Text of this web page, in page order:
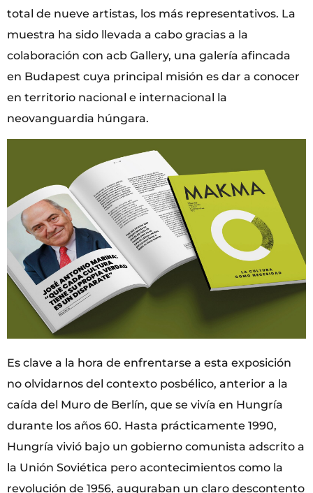
total de nueve artistas, los más representativos. La
muestra ha sido llevada a cabo gracias a la
colaboración con acb Gallery, una galería afincada
en Budapest cuya principal misión es dar a conocer
en territorio nacional e internacional la
neovanguardia húngara.
Es clave a la hora de enfrentarse a esta exposición
no olvidarnos del contexto posbélico, anterior a la
caída del Muro de Berlín, que se vivía en Hungría
durante los años 60. Hasta prácticamente 1990,
Hungría vivió bajo un gobierno comunista adscrito a
la Unión Soviética pero acontecimientos como la
revolución de 1956, auguraban un claro descontento